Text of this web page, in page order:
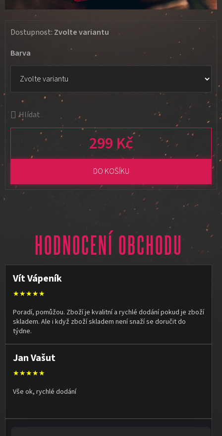
Barva
Hlídat
299 Kč
Měrná cena:
DO KOŠÍKU
Dostupnost: Zvolte variantu
HODNOCENÍ OBCHODU
Vít Vápeník
★★★★★
Poradí, pomůžou. Zboží je kvalitní a rychlé dodání pokud je zboží
skladem. Ale i když zboží skladem není snaží se doručit do
týdne.
Jan Vašut
★★★★★
Vše ok, rychlé dodání